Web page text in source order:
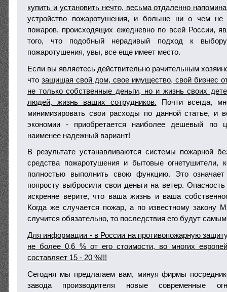
купить и установить нечто, весьма отдаленно
устройство пожаротушения, и больше ни о чем не
пожаров, происходящих ежедневно по всей России,
того, что подобный нерадивый подход к выбору
пожаротушения, увы, все еще имеет место.
Если вы являетесь действительно рачительным
что защищая свой дом, свое имущество, свой бизнес
не только собственные деньги, но и жизнь своих
людей, жизнь ваших сотрудников. Почти всегда,
минимизировать свои расходы по данной статье, и
экономии - приобретается наиболее дешевый по
наименее надежный вариант!
В результате устанавливаются системы пожарной
средства пожаротушения и бытовые огнетушители,
полностью выполнить свою функцию. Это
попросту выбросили свои деньги на ветер.
искренне верите, что ваша жизнь и ваша
Когда же случается пожар, а по известному закону
случится обязательно, то последствия его будут
Для информации - в России на противопожарную защиту
не более 0,6 % от его стоимости, во многих
составляет 15 - 20 %!!!
Сегодня мы предлагаем вам, минуя фирмы
завода производителя новые современные